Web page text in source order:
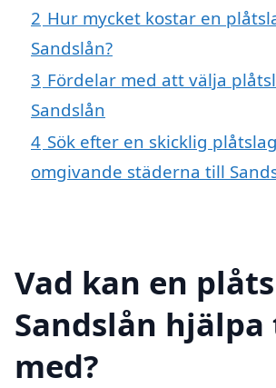
2 Hur mycket kostar en
Sandslån?
3 Fördelar med att välja
Sandslån
4 Sök efter en skicklig
omgivande städerna till
Vad kan en
Sandslån
med?